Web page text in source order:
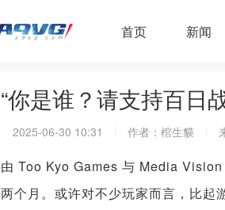
首页 新闻
“你是谁？请支持百日
2025-06-30 10:31 作者：棺生貘
由 Too Kyo Games 与 Media
两个月。或许对不少玩家而言，比起